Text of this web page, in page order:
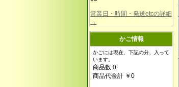
営業日・時間・発送etcの詳細
→
かご情報
かごには現在、下記の分、入って
います。
商品数 0
商品代金計 ￥0